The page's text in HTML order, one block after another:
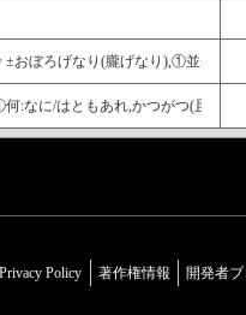
±おぼろげなり(朧げなり),①並一通:
:なに/はともあれ,かつがつ(且つ且
Privacy Policy 著作権情報 開発者